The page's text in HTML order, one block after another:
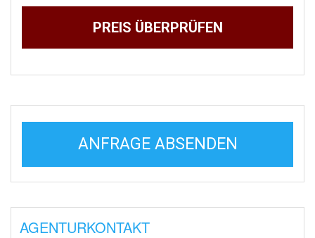
PREIS ÜBERPRÜFEN
ANFRAGE ABSENDEN
AGENTURKONTAKT